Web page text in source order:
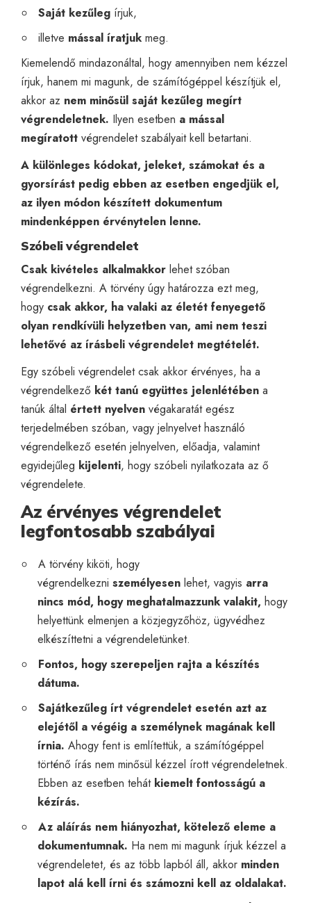
Saját kezűlegírjuk,
illetve mással íratjukmeg.
Kiemelendő mindazonáltal, hogy amennyiben nem kézzel
írjuk, hanem mi magunk, de számítógéppel készítjük el,
akkor az nem minősül saját kezűleg megírt
végrendeletnek. Ilyen esetben a mással
megíratott végrendelet szabályait kell betartani.
A különleges kódokat, jeleket, számokat és a
gyorsírást pedig ebben az esetben engedjük el,
az ilyen módon készített dokumentum
mindenképpen érvénytelen lenne.
Szóbeli végrendelet
Csak kivételes alkalmakkor lehet szóban
végrendelkezni. A törvény úgy határozza ezt meg,
hogy csak akkor, ha valaki az életét fenyegető
olyan rendkívüli helyzetben van, ami nem teszi
lehetővé az írásbeli végrendelet megtételét.
Egy szóbeli végrendelet csak akkor érvényes, ha a
végrendelkező két tanú együttes jelenlétében a
tanúk által értett nyelven végakaratát egész
terjedelmében szóban, vagy jelnyelvet használó
végrendelkező esetén jelnyelven, előadja, valamint
egyidejűleg kijelenti, hogy szóbeli nyilatkozata az ő
végrendelete.
Az érvényes végrendelet
legfontosabb szabályai
A törvény kiköti, hogy
végrendelkezni személyesen lehet, vagyis arra
nincs mód, hogy meghatalmazzunk valakit, hogy
helyettünk elmenjen a közjegyzőhöz, ügyvédhez
elkészíttetni a végrendeletünket.
Fontos, hogy szerepeljen rajta a készítés
dátuma.
Sajátkezűleg írt végrendelet esetén azt az
elejétől a végéig a személynek magának kell
írnia. Ahogy fent is említettük, a számítógéppel
történő írás nem minősül kézzel írott végrendeletnek.
Ebben az esetben tehátkiemelt fontosságú a
kézírás.
Az aláírás nem hiányozhat, kötelező eleme a
dokumentumnak. Ha nem mi magunk írjuk kézzel a
végrendeletet, és az több lapból áll, akkor minden
lapot alá kell írni és számozni kell az oldalakat.